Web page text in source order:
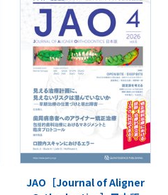
JAO［Journal of Aligner